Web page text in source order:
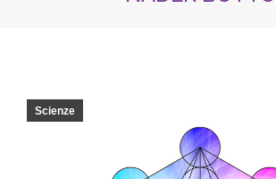
Scienze